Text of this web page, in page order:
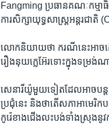
Fangming ប្រធាន​គណៈកម្ម
ការ​សិក្សា​យុទ្ធសាស្ត្រ​អន្តរជា
លោក​និយាយ​ថា ករណី​នេះ​អាច​កើ
រឿង​នុយក្លេអ៊ែរ​ទោះ​ក្នុង​ទម្រង់​
សេនារីយ៉ូ​មួយ​ទៀត​ដែល​អាច​បន្ត​ស្
ប្រជុំ​នេះ និង​ថា​តើ​សភា​អាមេរិ
កូរ៉េ​ខាង​ជើង​លះបង់​ទាំង​ស្រុង​នូវ​